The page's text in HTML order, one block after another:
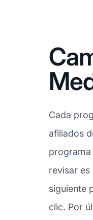
Cada
afiliados
programa
revisar
siguiente
clic. Por